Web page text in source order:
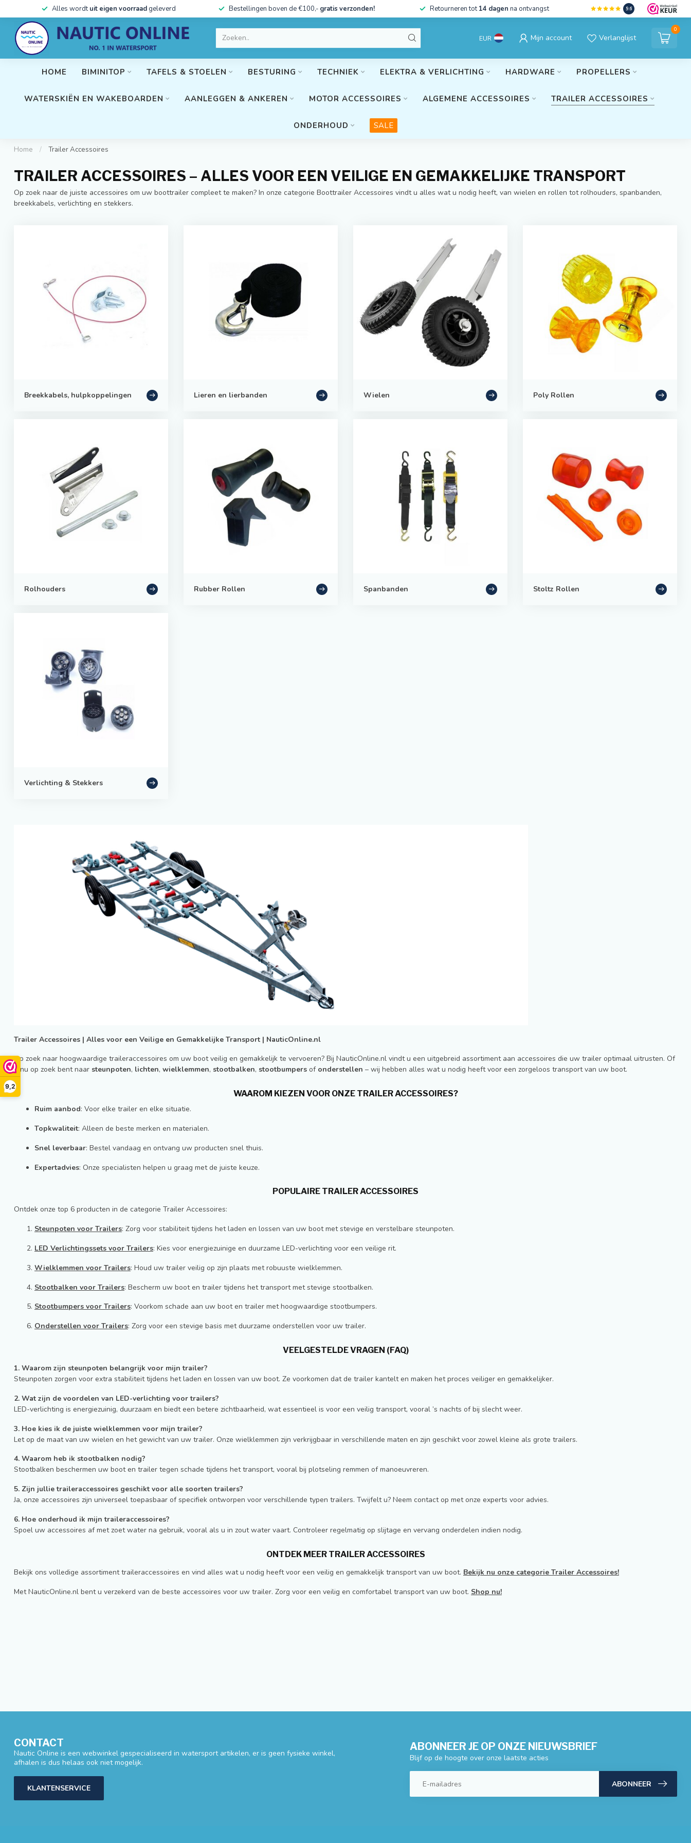
9,2
Alles wordtuit eigen voorraad geleverd Bestellingen boven de €100,- gratis verzonden! Retourneren tot14 dagen na ontvangst 9.6
EUR Mijn account Verlanglijst
0
HOME BIMINITOP TAFELS & STOELEN BESTURING TECHNIEK ELEKTRA & VERLICHTING HARDWARE PROPELLERS
WATERSKIËN EN WAKEBOARDEN AANLEGGEN & ANKEREN MOTOR ACCESSOIRES ALGEMENE ACCESSOIRES TRAILER ACCESSOIRES
ONDERHOUD SALE
Home / Trailer Accessoires
TRAILER ACCESSOIRES – ALLES VOOR EEN VEILIGE EN GEMAKKELIJKE TRANSPORT
Op zoek naar de juiste accessoires om uw boottrailer compleet te maken? In onze categorie Boottrailer Accessoires vindt u alles wat u nodig heeft, van wielen en rollen tot rolhouders, spanbanden,
breekkabels, verlichting en stekkers.
Breekkabels, hulpkoppelingen Lieren en lierbanden Wielen Poly Rollen
Rolhouders Rubber Rollen Spanbanden Stoltz Rollen
Verlichting & Stekkers
Trailer Accessoires | Alles voor een Veilige en Gemakkelijke Transport | NauticOnline.nl
Op zoek naar hoogwaardige traileraccessoires om uw boot veilig en gemakkelijk te vervoeren? Bij NauticOnline.nl vindt u een uitgebreid assortiment aan accessoires die uw trailer optimaal uitrusten. Of
u nu op zoek bent naar steunpoten, lichten, wielklemmen, stootbalken, stootbumpers of onderstellen – wij hebben alles wat u nodig heeft voor een zorgeloos transport van uw boot.
WAAROM KIEZEN VOOR ONZE TRAILER ACCESSOIRES?
Ruim aanbod: Voor elke trailer en elke situatie.
Topkwaliteit: Alleen de beste merken en materialen.
Snel leverbaar: Bestel vandaag en ontvang uw producten snel thuis.
Expertadvies: Onze specialisten helpen u graag met de juiste keuze.
POPULAIRE TRAILER ACCESSOIRES
Ontdek onze top 6 producten in de categorie Trailer Accessoires:
Steunpoten voor Trailers: Zorg voor stabiliteit tijdens het laden en lossen van uw boot met stevige en verstelbare steunpoten.
LED Verlichtingssets voor Trailers: Kies voor energiezuinige en duurzame LED-verlichting voor een veilige rit.
Wielklemmen voor Trailers: Houd uw trailer veilig op zijn plaats met robuuste wielklemmen.
Stootbalken voor Trailers: Bescherm uw boot en trailer tijdens het transport met stevige stootbalken.
Stootbumpers voor Trailers: Voorkom schade aan uw boot en trailer met hoogwaardige stootbumpers.
Onderstellen voor Trailers: Zorg voor een stevige basis met duurzame onderstellen voor uw trailer.
VEELGESTELDE VRAGEN (FAQ)
1. Waarom zijn steunpoten belangrijk voor mijn trailer?
Steunpoten zorgen voor extra stabiliteit tijdens het laden en lossen van uw boot. Ze voorkomen dat de trailer kantelt en maken het proces veiliger en gemakkelijker.
2. Wat zijn de voordelen van LED-verlichting voor trailers?
LED-verlichting is energiezuinig, duurzaam en biedt een betere zichtbaarheid, wat essentieel is voor een veilig transport, vooral ’s nachts of bij slecht weer.
3. Hoe kies ik de juiste wielklemmen voor mijn trailer?
Let op de maat van uw wielen en het gewicht van uw trailer. Onze wielklemmen zijn verkrijgbaar in verschillende maten en zijn geschikt voor zowel kleine als grote trailers.
4. Waarom heb ik stootbalken nodig?
Stootbalken beschermen uw boot en trailer tegen schade tijdens het transport, vooral bij plotseling remmen of manoeuvreren.
5. Zijn jullie traileraccessoires geschikt voor alle soorten trailers?
Ja, onze accessoires zijn universeel toepasbaar of specifiek ontworpen voor verschillende typen trailers. Twijfelt u? Neem contact op met onze experts voor advies.
6. Hoe onderhoud ik mijn traileraccessoires?
Spoel uw accessoires af met zoet water na gebruik, vooral als u in zout water vaart. Controleer regelmatig op slijtage en vervang onderdelen indien nodig.
ONTDEK MEER TRAILER ACCESSOIRES
Bekijk ons volledige assortiment traileraccessoires en vind alles wat u nodig heeft voor een veilig en gemakkelijk transport van uw boot. Bekijk nu onze categorie Trailer Accessoires!
Met NauticOnline.nl bent u verzekerd van de beste accessoires voor uw trailer. Zorg voor een veilig en comfortabel transport van uw boot. Shop nu!
CONTACT
Nautic Online is een webwinkel gespecialiseerd in watersport artikelen, er is geen fysieke winkel,
afhalen is dus helaas ook niet mogelijk.
KLANTENSERVICE
ABONNEER JE OP ONZE NIEUWSBRIEF
Blijf op de hoogte over onze laatste acties
ABONNEER